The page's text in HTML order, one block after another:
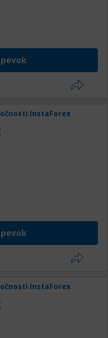
InstaForex
InstaForex